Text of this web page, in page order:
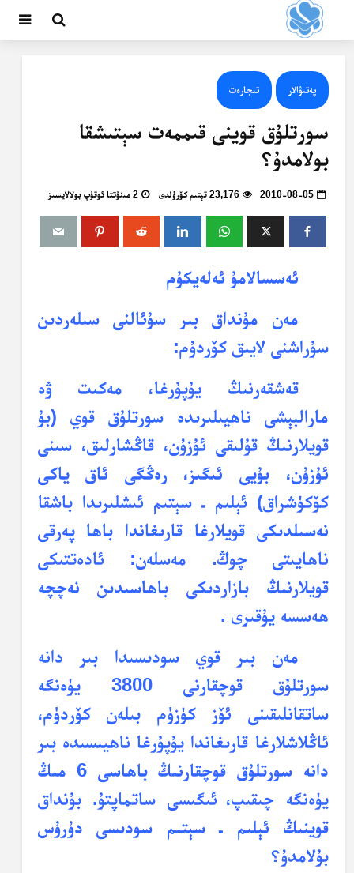
پەتىۋالار تىجارەت
سورتلۇق قوينى قىممەت سېتىشقا
بولامدۇ؟
2010-08-05 23,176 قېتىم كۆرۈلدى 2 مىنۇتتا ئوقۇپ بولالايسىز
ئەسسالامۇ ئەلەيكۇم
مەن مۇنداق بىر سۇئالنى سىلەردىن
سۇراشنى لايىق كۆردۇم:
قەشقەرنىڭ يۇپۇرغا، مەكىت ۋە
مارالبېشى ناھيىلىرىدە سورتلۇق قوي (بۇ
قويلارنىڭ قۇلىقى ئۇزۇن، قاڭشارلىق، سىنى
ئۇزۇن، بۇيى ئىگىز، رەڭگى ئاق ياكى
كۆكۈشراق) ئېلىم ـ سېتىم ئىشلىرىدا باشقا
نەسىلدىكى قويلارغا قارىغاندا باھا پەرقى
ناھايىتى چوڭ. مەسلەن: ئادەتتىكى
قويلارنىڭ بازاردىكى باھاسىدىن نەچچە
ھەسسە يۇقىرى .
مەن بىر قوي سودىسىدا بىر دانە
سورتلۇق قوچقارنى 3800 يۈەنگە
ساتقانلىقىنى ئۆز كۈزۈم بىلەن كۆردۈم،
ئاڭلاشلارغا قارىغاندا يۇپۇرغا ناھيىسىدە بىر
دانە سورتلۇق قوچقارنىڭ باھاسى 6 مىڭ
يۈەنگە چىقىپ، ئىگىسى ساتماپتۇ. بۇنداق
قوينىڭ ئېلىم ـ سېتىم سودىسى دۇرۇس
بۇلامدۇ؟